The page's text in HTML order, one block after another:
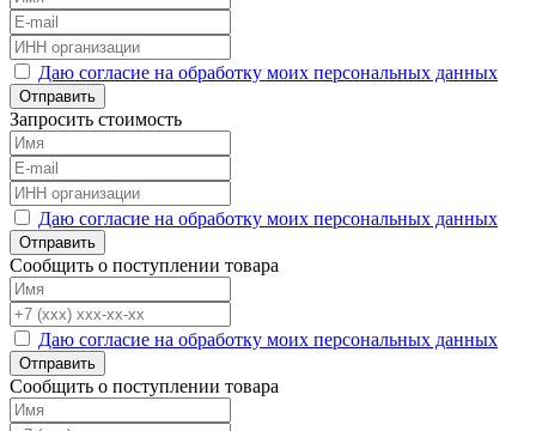
Даю согласие на обработку моих персональных данных
Отправить
Запросить стоимость
Даю согласие на обработку моих персональных данных
Отправить
Сообщить о поступлении товара
Даю согласие на обработку моих персональных данных
Отправить
Сообщить о поступлении товара